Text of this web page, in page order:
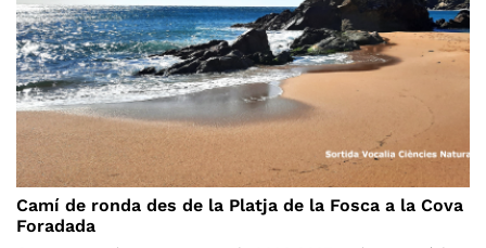
Camí de ronda des de la Platja de la Fosca a la Cova
Foradada